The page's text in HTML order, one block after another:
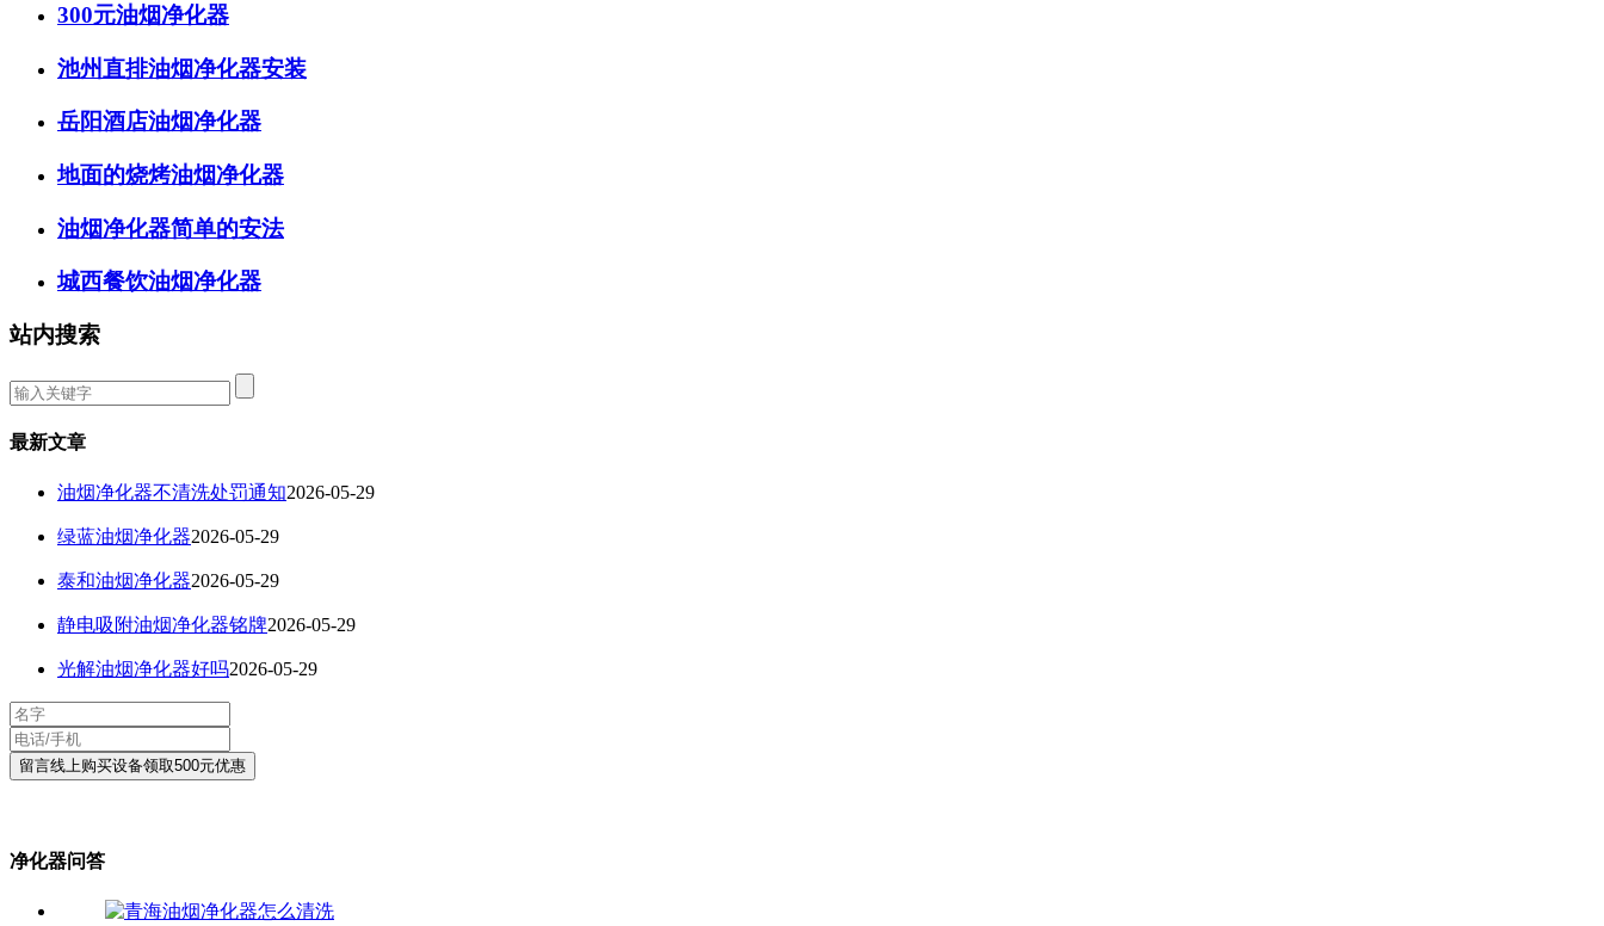
300元油烟净化器
池州直排油烟净化器安装
岳阳酒店油烟净化器
地面的烧烤油烟净化器
油烟净化器简单的安法
城西餐饮油烟净化器
站内搜索
最新文章
油烟净化器不清洗处罚通知2026-05-29
绿蓝油烟净化器2026-05-29
泰和油烟净化器2026-05-29
静电吸附油烟净化器铭牌2026-05-29
光解油烟净化器好吗2026-05-29
净化器问答